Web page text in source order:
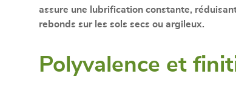
assure une lubrification constante,
rebonds sur les sols secs ou argileux.
Polyvalence et